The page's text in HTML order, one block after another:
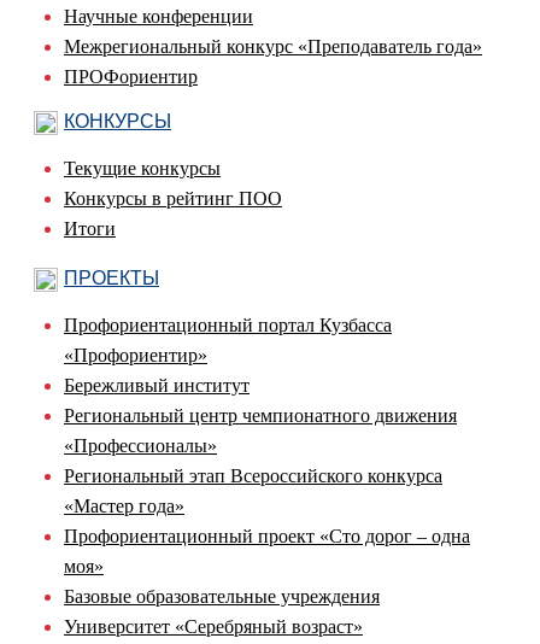
Научные конференции
Межрегиональный конкурс «Преподаватель года»
ПРОФориентир
КОНКУРСЫ
Текущие конкурсы
Конкурсы в рейтинг ПОО
Итоги
ПРОЕКТЫ
Профориентационный портал Кузбасса
«Профориентир»
Бережливый институт
Региональный центр чемпионатного движения
«Профессионалы»
Региональный этап Всероссийского конкурса
«Мастер года»
Профориентационный проект «Сто дорог – одна
моя»
Базовые образовательные учреждения
Университет «Серебряный возраст»